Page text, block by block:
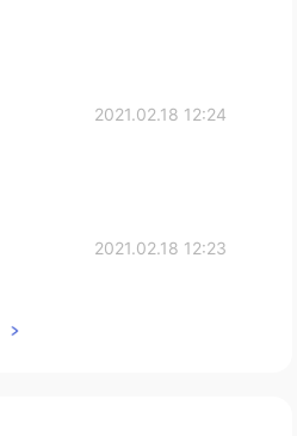
2021.02.18 12:24
2021.02.18 12:23